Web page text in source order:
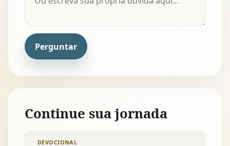
Perguntar
Continue sua jornada
DEVOCIONAL